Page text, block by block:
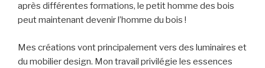
après différentes formations, le petit homme des bois
peut maintenant devenir l’homme du bois !
Mes créations vont principalement vers des luminaires et
du mobilier design. Mon travail privilégie les essences